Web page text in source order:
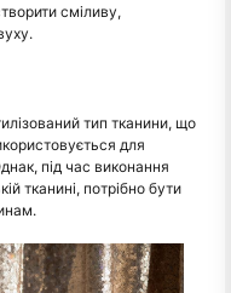
сміливу,
тип тканини, що
для
під час виконання
тканині, потрібно бути